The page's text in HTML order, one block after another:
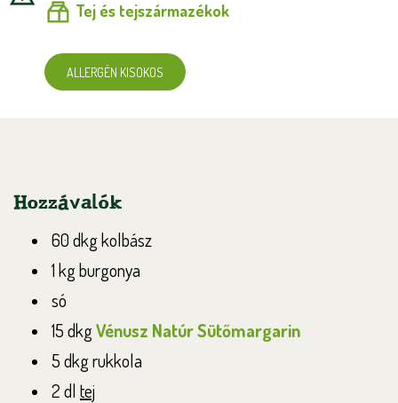
Tej és tejszármazékok
ALLERGÉN KISOKOS
Hozzávalók
60 dkg kolbász
1 kg burgonya
só
15 dkgVénusz Natúr Sütőmargarin
5 dkg rukkola
2 dl tej